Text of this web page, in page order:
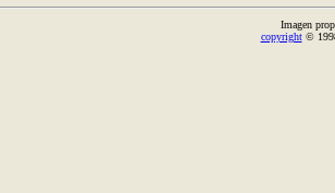
Imagen
copyright©